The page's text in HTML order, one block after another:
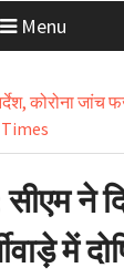
Menu
कोरोना जांच
Times
ने
में